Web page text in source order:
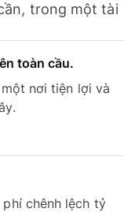
trong một tài
toàn cầu.
nơi tiện lợi và
chênh lệch tỷ